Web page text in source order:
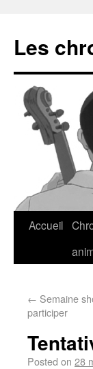
Les
Accueil
← Semaine
participer
Posted on 28